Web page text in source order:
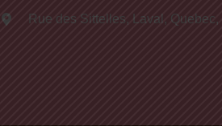
Rue des Sittelles, Laval,